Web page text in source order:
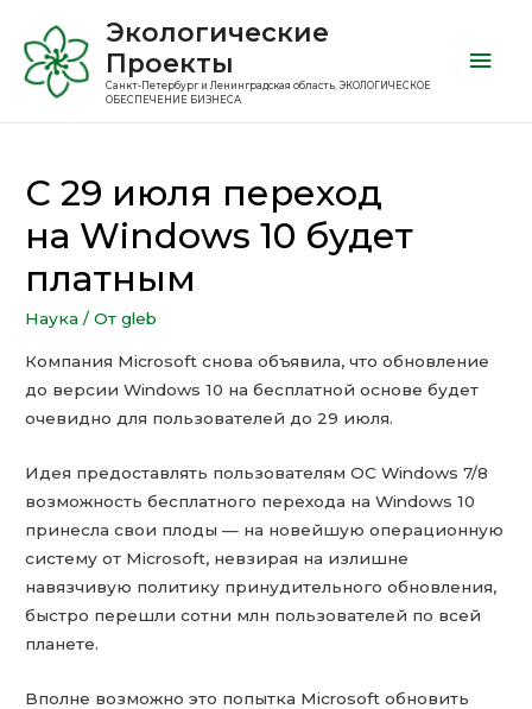
Экологические
Проекты
Санкт-Петербург и Ленинградская область. ЭКОЛОГИЧЕСКОЕ
ОБЕСПЕЧЕНИЕ БИЗНЕСА
С 29 июля переход
на Windows 10 будет
платным
Наука / От gleb
Компания Microsoft снова объявила, что обновление
до версии Windows 10 на бесплатной основе будет
очевидно для пользователей до 29 июля.
Идея предоставлять пользователям ОС Windows 7/8
возможность бесплатного перехода на Windows 10
принесла свои плоды — на новейшую операционную
систему от Microsoft, невзирая на излишне
навязчивую политику принудительного обновления,
быстро перешли сотни млн пользователей по всей
планете.
Вполне возможно это попытка Microsoft обновить